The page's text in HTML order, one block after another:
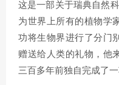
这是一部关于瑞典自然
为世界上所有的植物学
功将生物界进行了分门
赠送给人类的礼物，他
三百多年前独自完成了